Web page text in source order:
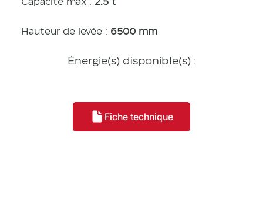
Hauteur de levée : 6500 mm
Énergie(s) disponible(s) :
Fiche technique